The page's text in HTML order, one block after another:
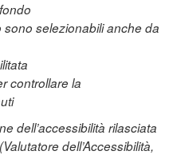
selezionabili anche da
controllare la
dell’accessibilità rilasciata
dell’Accessibilità,